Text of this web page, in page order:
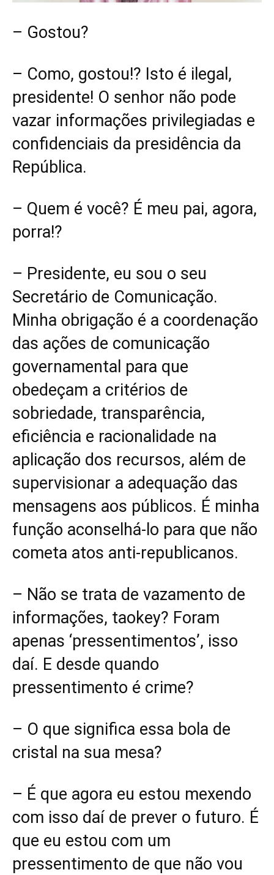
– Gostou?
– Como, gostou!? Isto é ilegal,
presidente! O senhor não pode
vazar informações privilegiadas e
confidenciais da presidência da
República.
– Quem é você? É meu pai, agora,
porra!?
– Presidente, eu sou o seu
Secretário de Comunicação.
Minha obrigação é a coordenação
das ações de comunicação
governamental para que
obedeçam a critérios de
sobriedade, transparência,
eficiência e racionalidade na
aplicação dos recursos, além de
supervisionar a adequação das
mensagens aos públicos. É minha
função aconselhá-lo para que não
cometa atos anti-republicanos.
– Não se trata de vazamento de
informações, taokey? Foram
apenas ‘pressentimentos’, isso
daí. E desde quando
pressentimento é crime?
– O que significa essa bola de
cristal na sua mesa?
– É que agora eu estou mexendo
com isso daí de prever o futuro. É
que eu estou com um
pressentimento de que não vou